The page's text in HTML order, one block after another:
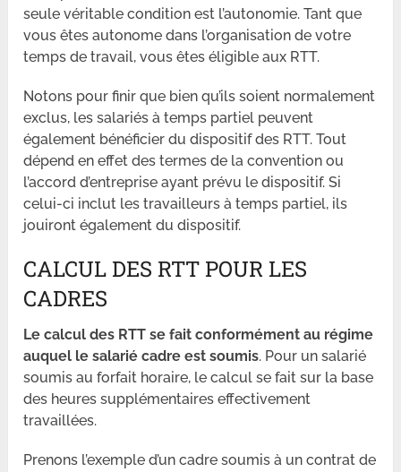
seule véritable condition est l’autonomie. Tant que
vous êtes autonome dans l’organisation de votre
temps de travail, vous êtes éligible aux RTT.
Notons pour finir que bien qu’ils soient normalement
exclus, les salariés à temps partiel peuvent
également bénéficier du dispositif des RTT. Tout
dépend en effet des termes de la convention ou
l’accord d’entreprise ayant prévu le dispositif. Si
celui-ci inclut les travailleurs à temps partiel, ils
jouiront également du dispositif.
CALCUL DES RTT POUR LES
CADRES
Le calcul des RTT se fait conformément au régime
auquel le salarié cadre est soumis. Pour un salarié
soumis au forfait horaire, le calcul se fait sur la base
des heures supplémentaires effectivement
travaillées.
Prenons l’exemple d’un cadre soumis à un contrat de